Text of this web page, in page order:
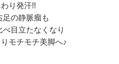
わり発汗!!
足の静脈瘤も
目立たなくなり
モチモチ美脚へ♪